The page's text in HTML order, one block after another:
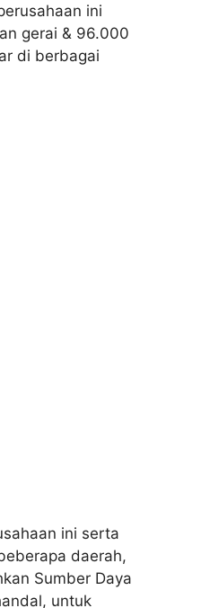
ini
gerai & 96.000
di berbagai
ini serta
daerah,
Sumber Daya
untuk